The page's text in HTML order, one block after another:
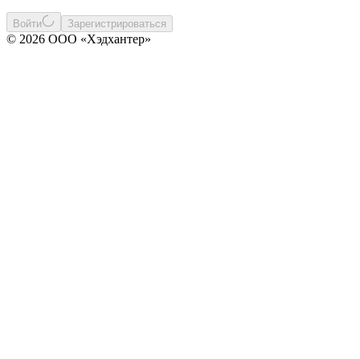
Войти Зарегистрироваться
© 2026 ООО «Хэдхантер»